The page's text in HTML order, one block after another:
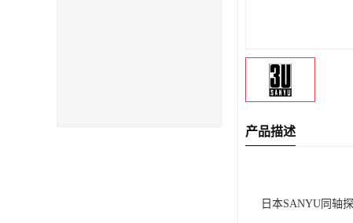
产品描述
日本SANYU同轴